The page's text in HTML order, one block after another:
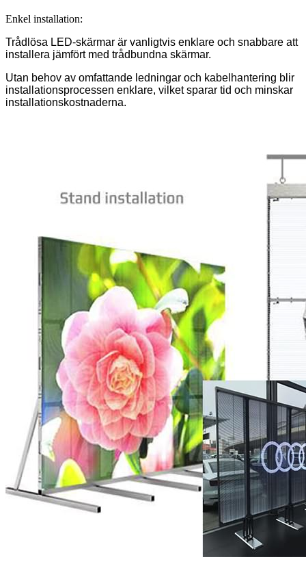
Enkel installation:
Trådlösa LED-skärmar är vanligtvis enklare och snabbare att
installera jämfört med trådbundna skärmar.
Utan behov av omfattande ledningar och kabelhantering blir
installationsprocessen enklare, vilket sparar tid och minskar
installationskostnaderna.